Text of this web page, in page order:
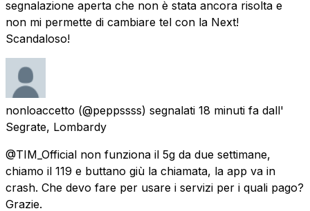
segnalazione aperta che non è stata ancora risolta e
non mi permette di cambiare tel con la Next!
Scandaloso!
nonloaccetto (@peppssss) segnalati 18 minuti fa dall'
Segrate, Lombardy
@TIM_Official non funziona il 5g da due settimane,
chiamo il 119 e buttano giù la chiamata, la app va in
crash. Che devo fare per usare i servizi per i quali pago?
Grazie.